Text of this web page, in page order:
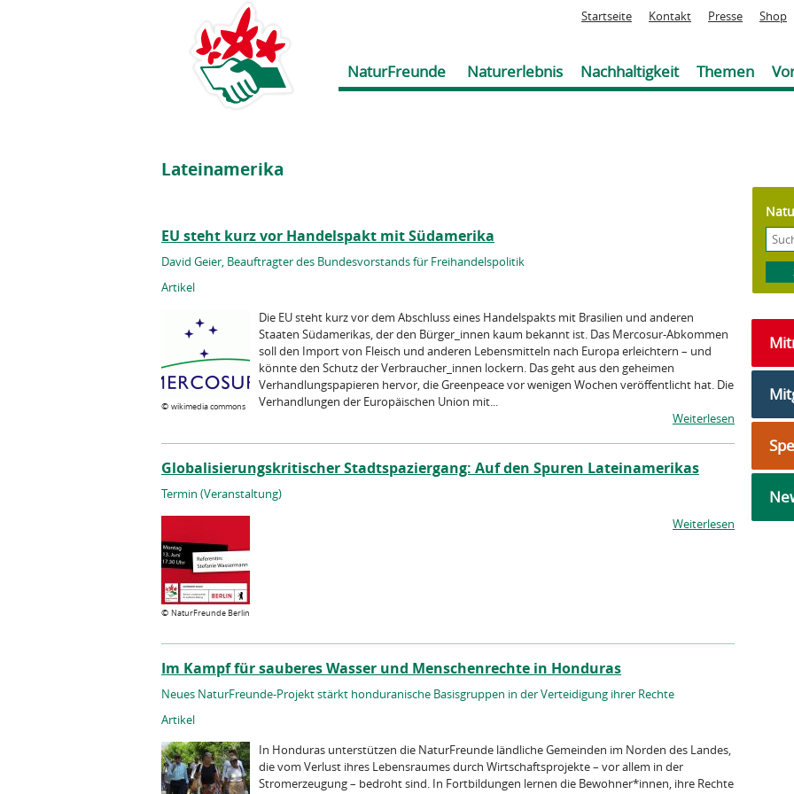
Jump to navigation
Startseite Kontakt Presse Shop
NaturFreunde Naturerlebnis Nachhaltigkeit Themen
Lateinamerika
EU steht kurz vor Handelspakt mit Südamerika
David Geier, Beauftragter des Bundesvorstands für Freihandelspolitik
Artikel
© wikimedia commons
Die EU steht kurz vor dem Abschluss eines Handelspakts mit Brasilien und anderen
Staaten Südamerikas, der den Bürger_innen kaum bekannt ist. Das Mercosur-Abkommen
soll den Import von Fleisch und anderen Lebensmitteln nach Europa erleichtern – und
könnte den Schutz der Verbraucher_innen lockern. Das geht aus den geheimen
Verhandlungspapieren hervor, die Greenpeace vor wenigen Wochen veröffentlicht hat. Die
Verhandlungen der Europäischen Union mit...
Weiterlesen
Globalisierungskritischer Stadtspaziergang: Auf den Spuren Lateinamerikas
Termin (Veranstaltung)
© NaturFreunde Berlin
Weiterlesen
Im Kampf für sauberes Wasser und Menschenrechte in Honduras
Neues NaturFreunde-Projekt stärkt honduranische Basisgruppen in der Verteidigung ihrer Rechte
Artikel
In Honduras unterstützen die NaturFreunde ländliche Gemeinden im Norden des Landes,
die vom Verlust ihres Lebensraumes durch Wirtschaftsprojekte – vor allem in der
Stromerzeugung – bedroht sind. In Fortbildungen lernen die Bewohner*innen, ihre Rechte